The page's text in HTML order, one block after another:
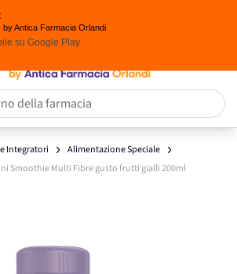
by Antica Farmacia Orlandi
su Google Play
della farmacia
Integratori
Alimentazione Speciale
Smoothie Multi Fibre gusto frutti gialli 200ml